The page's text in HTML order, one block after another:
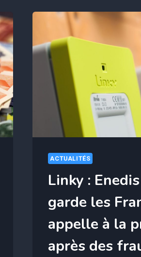
ACTUALITÉS
Linky :
garde les
appelle à la
après des